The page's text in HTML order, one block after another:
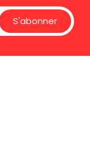
S'abonner